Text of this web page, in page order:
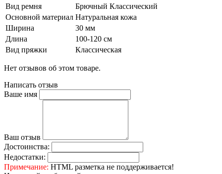
Вид ремня
Брючный Классический
Основной материал Натуральная кожа
Ширина
30 мм
Длина
100-120 см
Вид пряжки
Классическая
Нет отзывов об этом товаре.
Написать отзыв
Ваше имя
Ваш отзыв
Достоинства:
Недостатки:
Примечание: HTML разметка не поддерживается!